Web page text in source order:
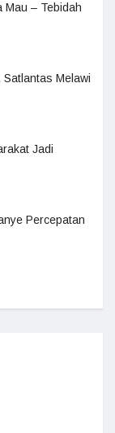
Mau – Tebidah
Melawi
Jadi
Percepatan